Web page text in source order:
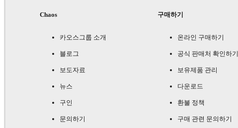
Chaos
카오스그룹 소개
블로그
보도자료
뉴스
구인
문의하기
구매하기
온라인 구매하기
공식 판매처 확인하기
보유제품 관리
다운로드
환불 정책
구매 관련 문의하기